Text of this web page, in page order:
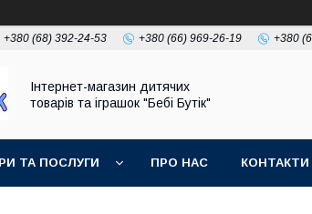
+380 (68) 392-24-53 +380 (66) 969-26-19 +380
Інтернет-магазин дитячих
товарів та іграшок "Бебі Бутік"
ТА ПОСЛУГИ ПРО НАС КОНТАКТИ